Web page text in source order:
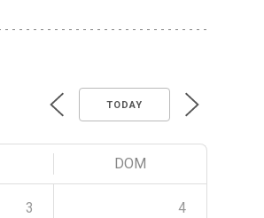
TODAY
DOM
3 4